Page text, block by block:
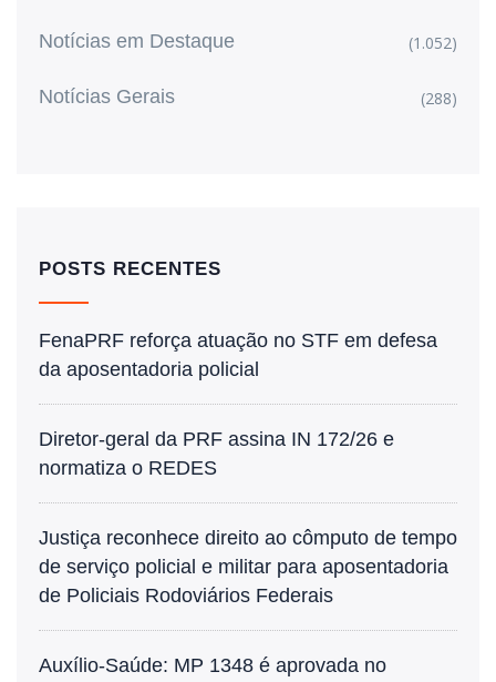
Notícias em Destaque (1.052)
Notícias Gerais (288)
POSTS RECENTES
FenaPRF reforça atuação no STF em defesa
da aposentadoria policial
Diretor-geral da PRF assina IN 172/26 e
normatiza o REDES
Justiça reconhece direito ao cômputo de tempo
de serviço policial e militar para aposentadoria
de Policiais Rodoviários Federais
Auxílio-Saúde: MP 1348 é aprovada no